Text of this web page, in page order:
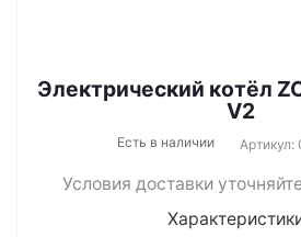
Электрический котёл
V2
Есть в наличии Артикул:
Условия доставки